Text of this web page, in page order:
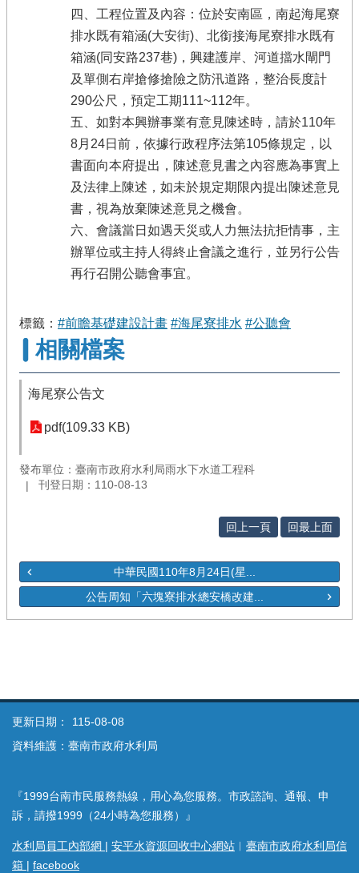
四、工程位置及內容：位於安南區，南起海尾寮
排水既有箱涵(大安街)、北銜接海尾寮排水既有
箱涵(同安路237巷)，興建護岸、河道擋水閘門
及單側右岸搶修搶險之防汛道路，整治長度計
290公尺，預定工期111~112年。
五、如對本興辦事業有意見陳述時，請於110年
8月24日前，依據行政程序法第105條規定，以
書面向本府提出，陳述意見書之內容應為事實上
及法律上陳述，如未於規定期限內提出陳述意見
書，視為放棄陳述意見之機會。
六、會議當日如遇天災或人力無法抗拒情事，主
辦單位或主持人得終止會議之進行，並另行公告
再行召開公聽會事宜。
標籤： #前瞻基礎建設計畫 #海尾寮排水 #公聽會
相關檔案
海尾寮公告文
pdf(109.33 KB)
發布單位：臺南市政府水利局雨水下水道工程科
刊登日期：110-08-13
回上一頁 回最上面
中華民國110年8月24日(星...
公告周知「六塊寮排水總安橋改建...
更新日期：
115-08-08
資料維護：臺南市政府水利局
『1999台南市民服務熱線，用心為您服務。市政諮詢、通報、申
訴，請撥1999（24小時為您服務）』
水利局員工內部網 | 安平水資源回收中心網站 ︱ 臺南市政府水利局信
箱 | facebook